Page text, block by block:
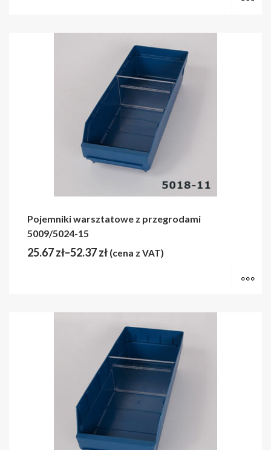
Pojemniki warsztatowe z przegrodami
5009/5024-15
25.67zł–52.37zł (cena z VAT)